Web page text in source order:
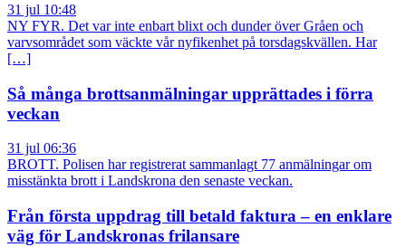
31 jul 10:48
NY FYR. Det var inte enbart blixt och dunder över Gråen och
varvsområdet som väckte vår nyfikenhet på torsdagskvällen. Har
[…]
Så många brottsanmälningar upprättades i förra
veckan
31 jul 06:36
BROTT. Polisen har registrerat sammanlagt 77 anmälningar om
misstänkta brott i Landskrona den senaste veckan.
Från första uppdrag till betald faktura – en enklare
väg för Landskronas frilansare